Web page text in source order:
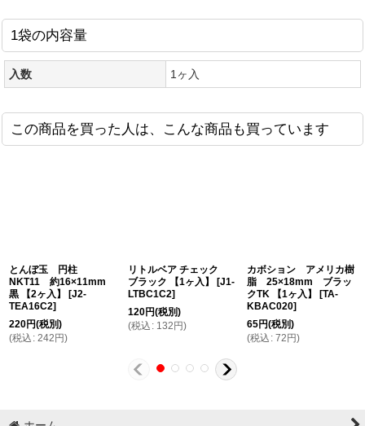
1袋の内容量
入数 1ヶ入
この商品を買った人は、こんな商品も買っています
とんぼ玉 円柱
NKT11 約16×11mm
黒 【2ヶ入】
[J2-
TEA16C2]
220円(税別)
(税込 : 242 円)
リトルベア チェック
ブラック 【1ヶ入】
[J1-
LTBC1C2]
120円(税別)
(税込 : 132 円)
カボション アメリカ樹
脂 25×18mm ブラッ
クTK 【1ヶ入】
[TA-
KBAC020]
65円(税別)
(税込 : 72 円)